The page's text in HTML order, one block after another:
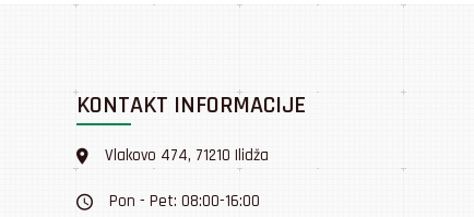
KONTAKT INFORMACIJE
Vlakovo 474, 71210 Ilidža
Pon - Pet: 08:00-16:00